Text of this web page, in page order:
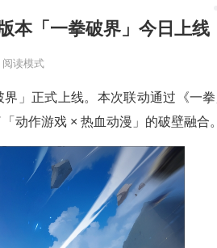
本「一拳破界」今日上线
阅读模式
」正式上线。本次联动通过《一
动作游戏 × 热血动漫」的破壁融合